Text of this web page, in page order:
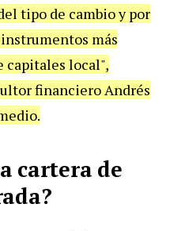
tipo de cambio y por
más
capitales local",
financiero Andrés
cartera de